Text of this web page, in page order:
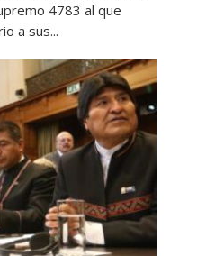
4783 al que
a sus...